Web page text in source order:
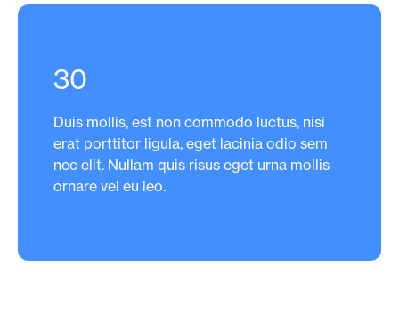
30
Duis mollis, est non commodo luctus, nisi
erat porttitor ligula, eget lacinia odio sem
nec elit. Nullam quis risus eget urna mollis
ornare vel eu leo.